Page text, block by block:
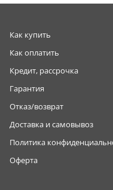
Как купить
Как оплатить
Кредит, рассрочка
Гарантия
Отказ/возврат
Доставка и самовывоз
Политика
Оферта